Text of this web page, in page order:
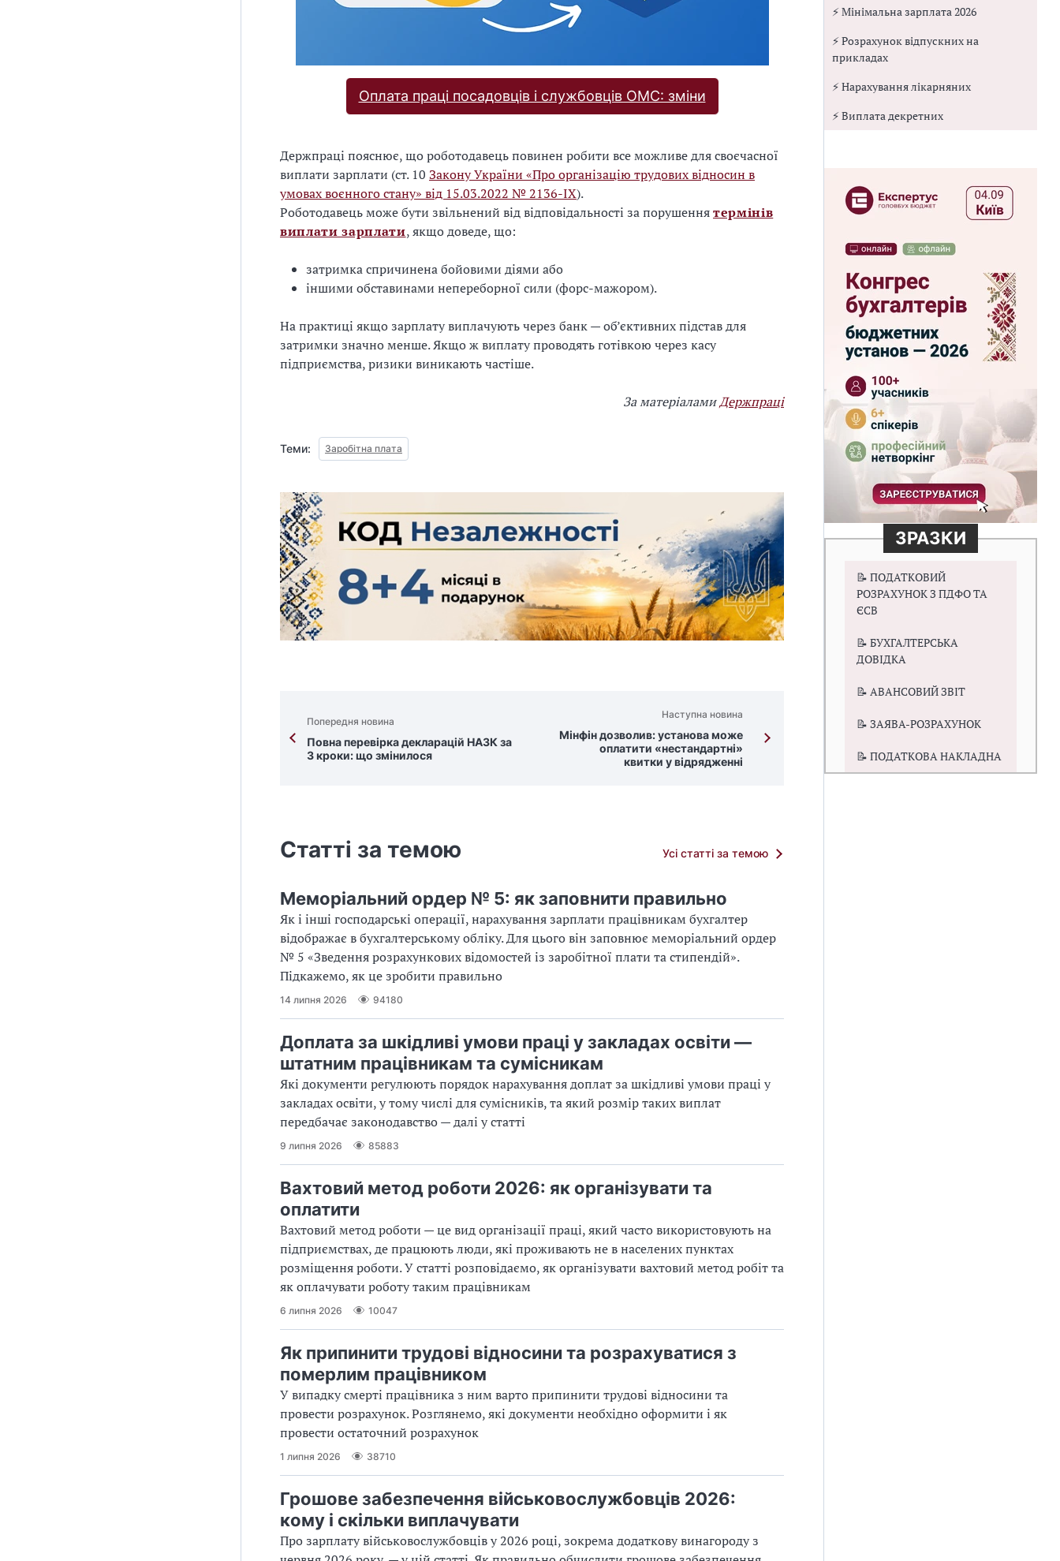
Оплата праці посадовців і службовців ОМС: зміни
Держпраці пояснює, що роботодавець повинен робити все можливе для своєчасної
виплати зарплати (ст. 10 Закону України «Про організацію трудових відносин в
умовах воєнного стану» від 15.03.2022 № 2136-IX).
Роботодавець може бути звільнений від відповідальності за порушеннятермінів
виплати зарплати, якщо доведе, що:
затримка спричинена бойовими діями або
іншими обставинами непереборної сили (форс-мажором).
На практиці якщо зарплату виплачують через банк — об’єктивних підстав для
затримки значно менше. Якщо ж виплату проводять готівкою через касу
підприємства, ризики виникають частіше.
За матеріаламиДержпраці
Теми: Заробітна плата
Попередня новина
Повна перевірка декларацій НАЗК за
3 кроки: що змінилося
Наступна новина
Мінфін дозволив: установа може
оплатити «нестандартні»
квитки у відрядженні
Статті за темою Усі статті за темою
Меморіальний ордер № 5: як заповнити правильно
Як і інші господарські операції, нарахування зарплати працівникам бухгалтер
відображає в бухгалтерському обліку. Для цього він заповнює меморіальний ордер
№ 5 «Зведення розрахункових відомостей із заробітної плати та стипендій».
Підкажемо, як це зробити правильно
14 липня 2026 94180
Доплата за шкідливі умови праці у закладах освіти —
штатним працівникам та сумісникам
Які документи регулюють порядок нарахування доплат за шкідливі умови праці у
закладах освіти, у тому числі для сумісників, та який розмір таких виплат
передбачає законодавство — далі у статті
9 липня 2026 85883
Вахтовий метод роботи 2026: як організувати та
оплатити
Вахтовий метод роботи — це вид організації праці, який часто використовують на
підприємствах, де працюють люди, які проживають не в населених пунктах
розміщення роботи. У статті розповідаємо, як організувати вахтовий метод робіт та
як оплачувати роботу таким працівникам
6 липня 2026 10047
Як припинити трудові відносини та розрахуватися з
померлим працівником
У випадку смерті працівника з ним варто припинити трудові відносини та
провести розрахунок. Розглянемо, які документи необхідно оформити і як
провести остаточний розрахунок
1 липня 2026 38710
Грошове забезпечення військовослужбовців 2026:
кому і скільки виплачувати
Про зарплату військовослужбовців у 2026 році, зокрема додаткову винагороду з
⚡ Мінімальна зарплата 2026
⚡ Розрахунок відпускних на
прикладах
⚡ Нарахування лікарняних
⚡ Виплата декретних
ЗРАЗКИ
📝 ПОДАТКОВИЙ
РОЗРАХУНОК З ПДФО ТА
ЄСВ
📝 БУХГАЛТЕРСЬКА
ДОВІДКА
📝 АВАНСОВИЙ ЗВІТ
📝 ЗАЯВА-РОЗРАХУНОК
📝 ПОДАТКОВА НАКЛАДНА